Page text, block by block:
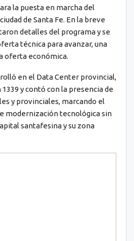
la puesta en marcha del
de Santa Fe. En la breve
detalles del programa y se
técnica para avanzar, una
oferta económica.
en el Data Center provincial,
y contó con la presencia de
y provinciales, marcando el
modernización tecnológica sin
santafesina y su zona